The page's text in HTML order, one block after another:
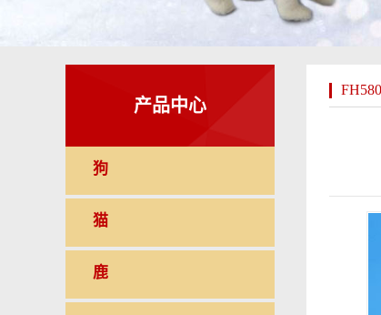
产品中心
狗
猫
鹿